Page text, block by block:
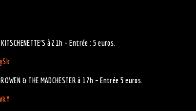
à 21h – Entrée : 5 euros.
& THE MADCHESTER à 17h – Entrée 5 euros.